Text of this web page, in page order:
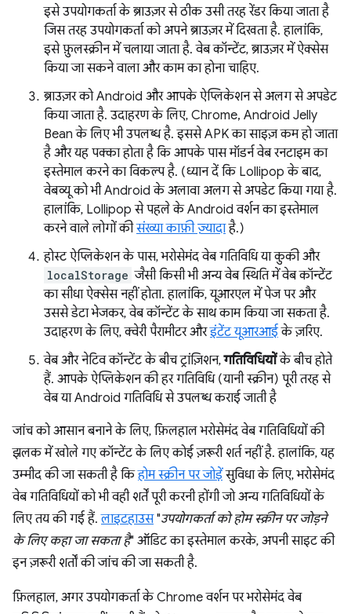
इसे उपयोगकर्ता के ब्राउज़र से ठीक उसी तरह रेंडर किया जाता है
जिस तरह उपयोगकर्ता को अपने ब्राउज़र में दिखता है. हालांकि,
इसे फ़ुलस्क्रीन में चलाया जाता है. वेब कॉन्टेंट, ब्राउज़र में ऐक्सेस
किया जा सकने वाला और काम का होना चाहिए.
ब्राउज़र को Android और आपके ऐप्लिकेशन से अलग से अपडेट
किया जाता है. उदाहरण के लिए, Chrome, Android Jelly
Bean के लिए भी उपलब्ध है. इससे APK का साइज़ कम हो जाता
है और यह पक्का होता है कि आपके पास मॉडर्न वेब रनटाइम का
इस्तेमाल करने का विकल्प है. (ध्यान दें कि Lollipop के बाद,
वेबव्यू को भी Android के अलावा अलग से अपडेट किया गया है.
हालांकि, Lollipop से पहले के Android वर्शन का इस्तेमाल
करने वाले लोगों कीसंख्या काफ़ी ज़्यादाहै.)
होस्ट ऐप्लिकेशन के पास, भरोसेमंद वेब गतिविधि या कुकी और
localStorage जैसी किसी भी अन्य वेब स्थिति में वेब कॉन्टेंट
का सीधा ऐक्सेस नहीं होता. हालांकि, यूआरएल में पेज पर और
उससे डेटा भेजकर, वेब कॉन्टेंट के साथ काम किया जा सकता है.
उदाहरण के लिए, क्वेरी पैरामीटर औरइंटेंट यूआरआईके ज़रिए.
वेब और नेटिव कॉन्टेंट के बीच ट्रांज़िशन,गतिविधियोंके बीच होते
हैं. आपके ऐप्लिकेशन की हर गतिविधि (यानी स्क्रीन) पूरी तरह से
वेब या Android गतिविधि से उपलब्ध कराई जाती है
जांच को आसान बनाने के लिए, फ़िलहाल भरोसेमंद वेब गतिविधियों की
झलक में खोले गए कॉन्टेंट के लिए कोई ज़रूरी शर्त नहीं है. हालांकि, यह
उम्मीद की जा सकती है किहोम स्क्रीन पर जोड़ेंसुविधा के लिए, भरोसेमंद
वेब गतिविधियों को भी वही शर्तें पूरी करनी होंगी जो अन्य गतिविधियों के
लिए तय की गई हैं.लाइटहाउस"उपयोगकर्ता को होम स्क्रीन पर जोड़ने
के लिए कहा जा सकता है" ऑडिट का इस्तेमाल करके, अपनी साइट की
इन ज़रूरी शर्तों की जांच की जा सकती है.
फ़िलहाल, अगर उपयोगकर्ता के Chrome वर्शन पर भरोसेमंद वेब